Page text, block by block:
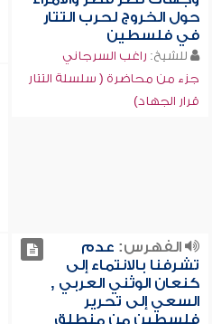
حول الخروج لحرب التتار
في فلسطين
للشيخ: راغب السرجاني
جزء من محاضرة ( سلسلة التتار
قرار الجهاد)
الفهرس: عدم
تشرفنا بالانتماء إلى
كنعان الوثني العربي ,
السعي إلى تحرير
فلسطين من منطلق